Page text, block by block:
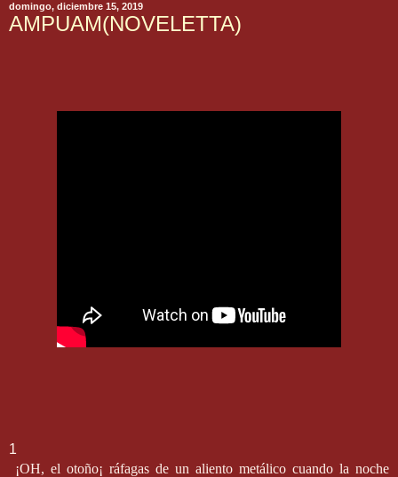
domingo, diciembre 15, 2019
AMPUAM(NOVELETTA)
1
¡OH, el otoño¡ ráfagas de un aliento metálico cuando la noche